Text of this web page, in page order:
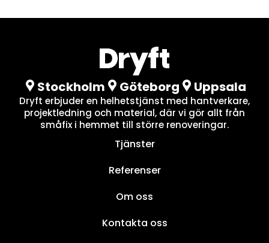
Stockholm Göteborg Uppsala
Dryft erbjuder en helhetstjänst med hantverkare,
projektledning och material, där vi gör allt från
småfix i hemmet till större renoveringar.
Tjänster
Referenser
Om oss
Kontakta oss